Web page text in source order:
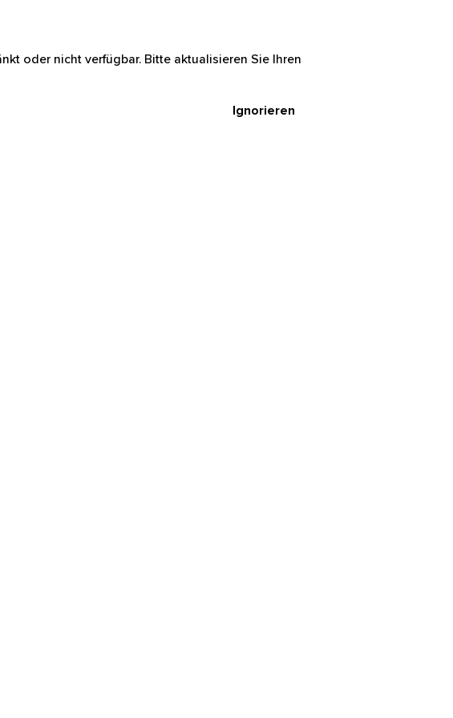
oder nicht verfügbar. Bitte aktualisieren Sie Ihren
Ignorieren